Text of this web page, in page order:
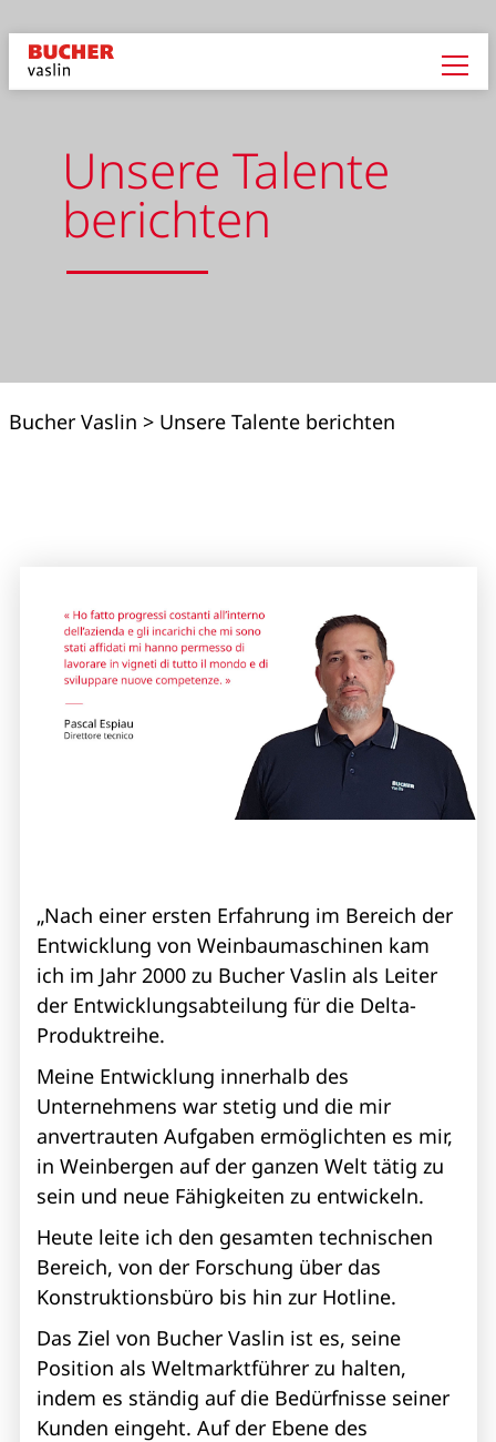
Unsere Talente
berichten
Bucher Vaslin > Unsere Talente berichten
„Nach einer ersten Erfahrung im Bereich der
Entwicklung von Weinbaumaschinen kam
ich im Jahr 2000 zu Bucher Vaslin als Leiter
der Entwicklungsabteilung für die Delta-
Produktreihe.
Meine Entwicklung innerhalb des
Unternehmens war stetig und die mir
anvertrauten Aufgaben ermöglichten es mir,
in Weinbergen auf der ganzen Welt tätig zu
sein und neue Fähigkeiten zu entwickeln.
Heute leite ich den gesamten technischen
Bereich, von der Forschung über das
Konstruktionsbüro bis hin zur Hotline.
Das Ziel von Bucher Vaslin ist es, seine
Position als Weltmarktführer zu halten,
indem es ständig auf die Bedürfnisse seiner
Kunden eingeht. Auf der Ebene des